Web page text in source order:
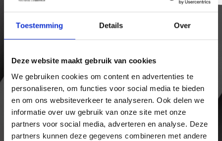
Toestemming Details Over
Deze website maakt gebruik van cookies
We gebruiken cookies om content en advertenties te
personaliseren, om functies voor social media te bieden
en om ons websiteverkeer te analyseren. Ook delen we
informatie over uw gebruik van onze site met onze
partners voor social media, adverteren en analyse. Deze
partners kunnen deze gegevens combineren met andere
ACTIE!
10 rijlessen 90
minvoor
€1090,-